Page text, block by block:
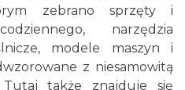
zebrano sprzęty i
narzędzia
modele maszyn i
z niesamowitą
Tutaj także znajduje się